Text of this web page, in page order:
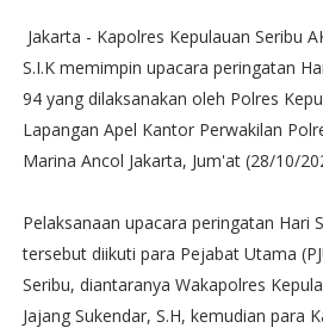
Jakarta - Kapolres Kepulauan Seribu
S.I.K memimpin upacara peringatan
94 yang dilaksanakan oleh Polres
Lapangan Apel Kantor Perwakilan
Marina Ancol Jakarta, Jum'at (28/10/
Pelaksanaan upacara peringatan Hari
tersebut diikuti para Pejabat Utama
Seribu, diantaranya Wakapolres
Jajang Sukendar, S.H, kemudian para